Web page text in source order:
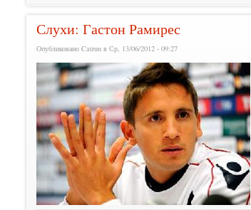
Слухи: Гастон Рамирес
Опубликовано Catrun в Ср, 13/06/2012 - 09:27